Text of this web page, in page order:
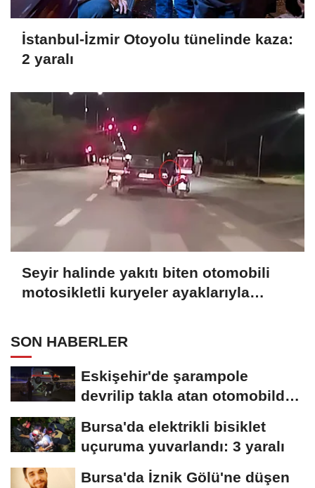
İstanbul-İzmir Otoyolu tünelinde kaza:
2 yaralı
Seyir halinde yakıtı biten otomobili
motosikletli kuryeler ayaklarıyla
SON HABERLER
Eskişehir'de şarampole
devrilip takla atan otomobilde
Bursa'da elektrikli bisiklet
uçuruma yuvarlandı: 3 yaralı
Bursa'da İznik Gölü'ne düşen